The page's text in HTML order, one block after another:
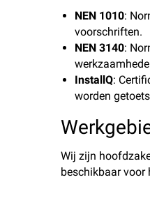
NEN 1010:
voorschriften.
NEN 3140:
InstallQ:
worden
Wij zijn
beschikbaar voor